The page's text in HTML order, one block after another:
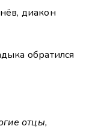
диакон
обратился
отцы,